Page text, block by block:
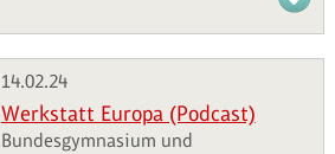
14.02.24
Werkstatt Europa (Podcast)
Bundesgymnasium und